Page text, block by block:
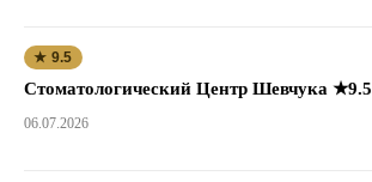
★ 9.5
Стоматологический Центр Шевчука ★9.5
06.07.2026